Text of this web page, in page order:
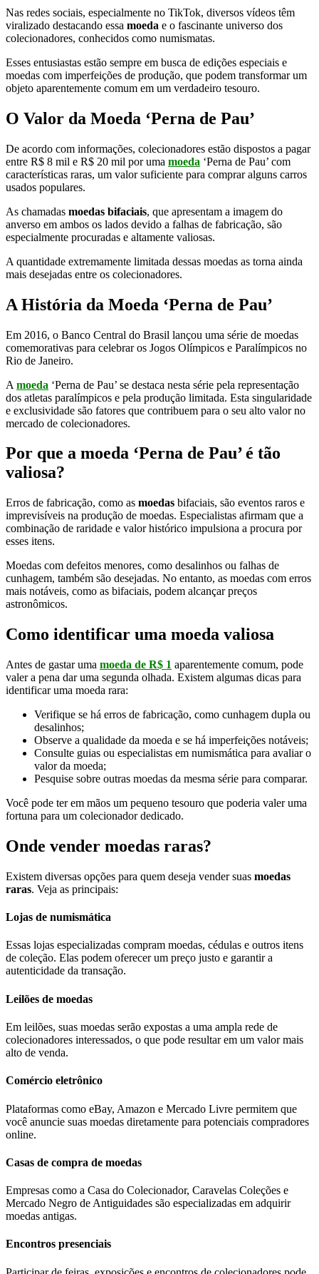
Nas redes sociais, especialmente no TikTok, diversos vídeos têm
viralizado destacando essa moeda e o fascinante universo dos
colecionadores, conhecidos como numismatas.
Esses entusiastas estão sempre em busca de edições especiais e
moedas com imperfeições de produção, que podem transformar um
objeto aparentemente comum em um verdadeiro tesouro.
O Valor da Moeda ‘Perna de Pau’
De acordo com informações, colecionadores estão dispostos a pagar
entre R$ 8 mil e R$ 20 mil por uma moeda ‘Perna de Pau’ com
características raras, um valor suficiente para comprar alguns carros
usados populares.
As chamadas moedas bifaciais, que apresentam a imagem do
anverso em ambos os lados devido a falhas de fabricação, são
especialmente procuradas e altamente valiosas.
A quantidade extremamente limitada dessas moedas as torna ainda
mais desejadas entre os colecionadores.
A História da Moeda ‘Perna de Pau’
Em 2016, o Banco Central do Brasil lançou uma série de moedas
comemorativas para celebrar os Jogos Olímpicos e Paralímpicos no
Rio de Janeiro.
A moeda ‘Perna de Pau’ se destaca nesta série pela representação
dos atletas paralímpicos e pela produção limitada. Esta singularidade
e exclusividade são fatores que contribuem para o seu alto valor no
mercado de colecionadores.
Por que a moeda ‘Perna de Pau’ é tão
valiosa?
Erros de fabricação, como as moedas bifaciais, são eventos raros e
imprevisíveis na produção de moedas. Especialistas afirmam que a
combinação de raridade e valor histórico impulsiona a procura por
esses itens.
Moedas com defeitos menores, como desalinhos ou falhas de
cunhagem, também são desejadas. No entanto, as moedas com erros
mais notáveis, como as bifaciais, podem alcançar preços
astronômicos.
Como identificar uma moeda valiosa
Antes de gastar uma moeda de R$ 1 aparentemente comum, pode
valer a pena dar uma segunda olhada. Existem algumas dicas para
identificar uma moeda rara:
Verifique se há erros de fabricação, como cunhagem dupla ou
desalinhos;
Observe a qualidade da moeda e se há imperfeições notáveis;
Consulte guias ou especialistas em numismática para avaliar o
valor da moeda;
Pesquise sobre outras moedas da mesma série para comparar.
Você pode ter em mãos um pequeno tesouro que poderia valer uma
fortuna para um colecionador dedicado.
Onde vender moedas raras?
Existem diversas opções para quem deseja vender suas moedas
raras. Veja as principais:
Lojas de numismática
Essas lojas especializadas compram moedas, cédulas e outros itens
de coleção. Elas podem oferecer um preço justo e garantir a
autenticidade da transação.
Leilões de moedas
Em leilões, suas moedas serão expostas a uma ampla rede de
colecionadores interessados, o que pode resultar em um valor mais
alto de venda.
Comércio eletrônico
Plataformas como eBay, Amazon e Mercado Livre permitem que
você anuncie suas moedas diretamente para potenciais compradores
online.
Casas de compra de moedas
Empresas como a Casa do Colecionador, Caravelas Coleções e
Mercado Negro de Antiguidades são especializadas em adquirir
moedas antigas.
Encontros presenciais